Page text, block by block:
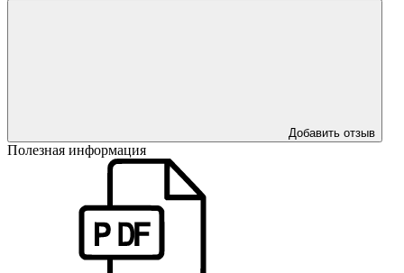
Добавить отзыв
Полезная информация